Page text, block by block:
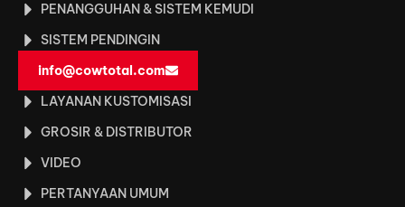
PENANGGUHAN & SISTEM KEMUDI
SISTEM PENDINGIN
info@cowtotal.com
LAYANAN KUSTOMISASI
GROSIR & DISTRIBUTOR
VIDEO
PERTANYAAN UMUM